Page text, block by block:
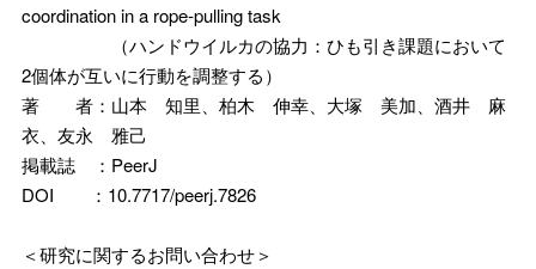
coordination in a rope-pulling task
（ハンドウイルカの協力：ひも引き課題において
2個体が互いに行動を調整する）
著 者：山本 知里、柏木 伸幸、大塚 美加、酒井 麻
衣、友永 雅己
掲載誌 ：PeerJ
DOI ：10.7717/peerj.7826
＜研究に関するお問い合わせ＞